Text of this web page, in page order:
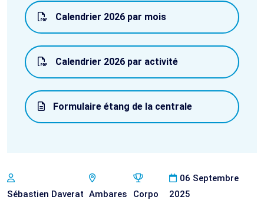
Calendrier 2026 par mois
Calendrier 2026 par activité
Formulaire étang de la centrale
Sébastien Daverat Ambares Corpo
06 Septembre
2025